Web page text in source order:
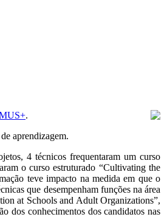
.
aprendizagem.
4 técnicos frequentaram um curso
o curso estruturado “Cultivating the
teve impacto na medida em que o
que desempenham funções na área
at Schools and Adult Organizations”,
dos conhecimentos dos candidatos nas